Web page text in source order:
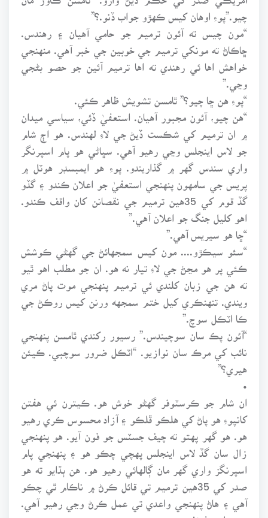
چيو.”پوءِ اوهان کيس ڪهڙو جواب ڏنو.؟”
“مون چيس ته آئون ترميم جو حامي آهيان ۽ رهندس.
ڇاڪاڻ ته مونکي ترميم جي خوبين جي خبر آهي. منهنجي
خواهش اها ئي رهندي ته اها ترميم آئين جو حصو بڻجي
وڃي.”
“پوءِ هن ڇا چيو؟” ٿامسن تشويش ظاهر ڪئي.
“هن چيو، آئون مجبور آهيان. استعفيٰ ڏئي، سياسي ميدان
۾ ان ترميم کي شڪست ڏيڻ جي لاءِ لهندس. هو اڄ شام
جو لاس اينجلس وڃي رهيو آهي. سڀاڻي هو پام اسپرنگر
واري سندس گهر ۾ گذاريندو. پوءِ هو ايمبسڊر هوٽل ۾
پريس جي سامهون پنهنجي استعفيٰ جو اعلان ڪندو ۽ گڏو
گڏ قوم کي 35هين ترميم جي نقصانن کان واقف ڪندو.
اهو کليل جنگ جو اعلان آهي.”
“ڇا هو سيريس آهي.”
“سئو سيڪڙو.... مون کيس سمجهائڻ جي گهڻي ڪوشش
ڪئي پر هو مڃڻ جي لاءِ تيار نه هو. ان جو مطلب اهو ٿيو
ته هن جي زبان کلندي ئي ترميم پنهنجي موت پاڻ مري
ويندي. تنهنڪري کيل ختم سمجهه ورنن کيس روڪڻ جي
ڪا اٽڪل سوچ.”
“آئون پڪ سان سوچيندس.” رسيور رکندي ٿامسن پنهنجي
نائب کي مرڪ سان نوازيو. “اٽڪل ضرور سوچبي. ڪيئن
هيري؟”
ان شام جو ڪرسٽوفر گهڻو خوش هو. ڪيترن ئي هفتن
کانپوءِ هو پاڻ کي هلڪو ڦلڪو ۽ آزاد محسوس ڪري رهيو
هو. هو گهر پهتو ته چيف جسٽس جو فون آيو. هو پنهنجي
زال سان گڏ لاس اينجلس پهچي چڪو هو ۽ پنهنجي پام
اسپرنگز واري گهر مان ڳالهائي رهيو هو. هن ٻڌايو ته هو
صدر کي 35هين ترميم تي قائل ڪرڻ ۾ ناڪام ٿي چڪو
آهي ۽ هاڻ پنهنجي واعدي تي عمل ڪرڻ وڃي رهيو آهي.
يعني استعفيٰ!.